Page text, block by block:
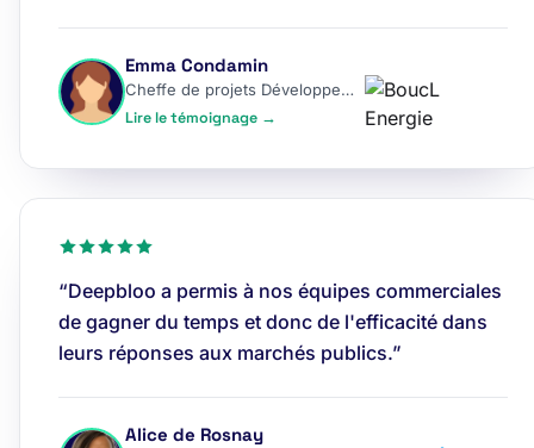
Emma Condamin
Cheffe de projets Développement
Lire le témoignage →
“Deepbloo a permis à nos équipes commerciales
de gagner du temps et donc de l'efficacité dans
leurs réponses aux marchés publics.”
Alice de Rosnay